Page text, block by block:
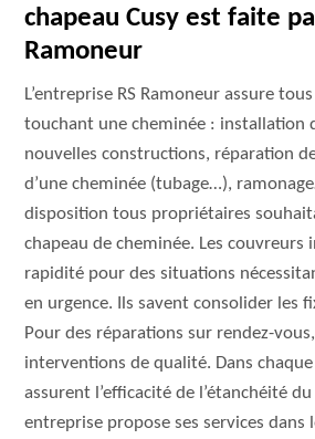
chapeau Cusy est faite
Ramoneur
L’entreprise RS Ramoneur assure
touchant une cheminée : installation
nouvelles constructions, réparation
d’une cheminée (tubage…),
disposition tous propriétaires
chapeau de cheminée. Les couvreurs
rapidité pour des situations
en urgence. Ils savent consolider les
Pour des réparations sur rendez-
interventions de qualité. Dans
assurent l’efficacité de l’étanchéité
entreprise propose ses services dans